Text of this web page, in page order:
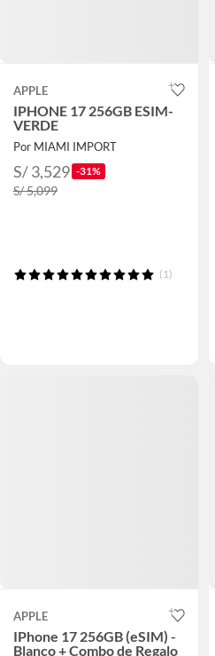
APPLE
IPHONE 17 256GB ESIM-
VERDE
Por MIAMI IMPORT
S/ 3,529 -31%
S/ 5,099
(1)
APPLE
IPhone 17 256GB (eSIM) -
Blanco + Combo de Regalo